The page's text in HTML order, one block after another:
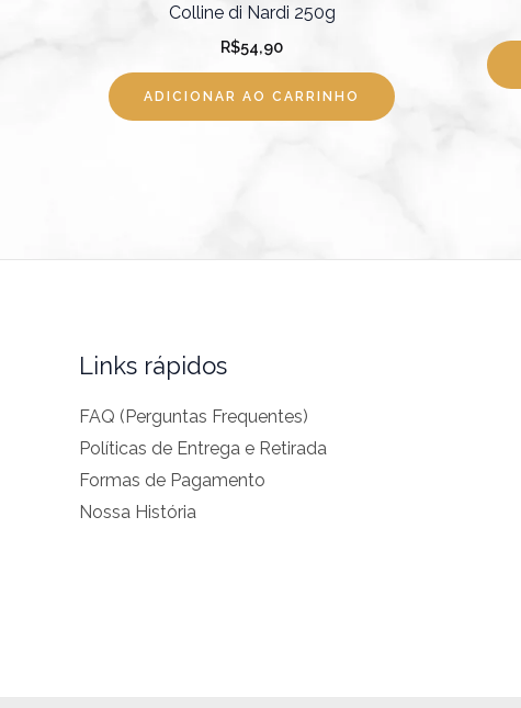
Colline di Nardi 250g
R$54,90
ADICIONAR AO CARRINHO
Links rápidos
FAQ (Perguntas Frequentes)
Políticas de Entrega e Retirada
Formas de Pagamento
Nossa História